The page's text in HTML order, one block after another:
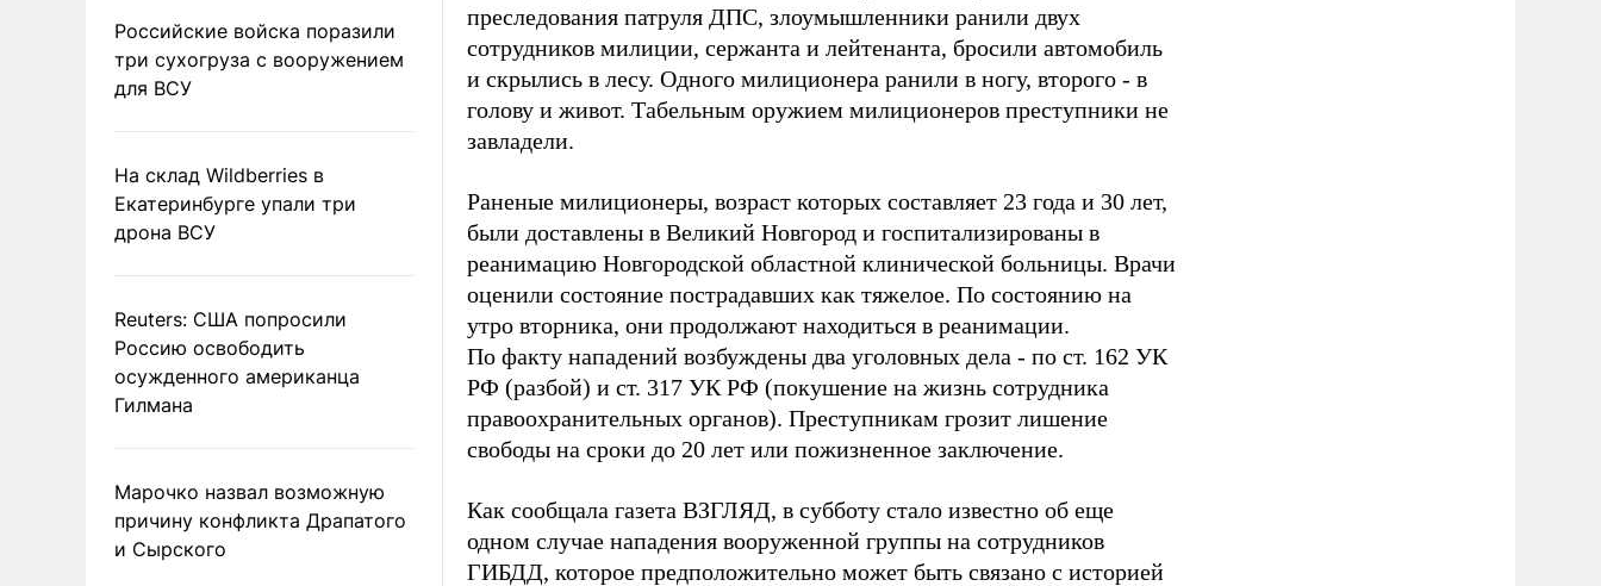
Российские войска поразили
три сухогруза с вооружением
для ВСУ
На склад Wildberries в
Екатеринбурге упали три
дрона ВСУ
Reuters: США попросили
Россию освободить
осужденного американца
Гилмана
Марочко назвал возможную
причину конфликта Драпатого
и Сырского
преследования патруля ДПС, злоумышленники ранили двух
сотрудников милиции, сержанта и лейтенанта, бросили автомобиль
и скрылись в лесу. Одного милиционера ранили в ногу, второго - в
голову и живот. Табельным оружием милиционеров преступники не
завладели.
Раненые милиционеры, возраст которых составляет 23 года и 30 лет,
были доставлены в Великий Новгород и госпитализированы в
реанимацию Новгородской областной клинической больницы. Врачи
оценили состояние пострадавших как тяжелое. По состоянию на
утро вторника, они продолжают находиться в реанимации.
По факту нападений возбуждены два уголовных дела - по ст. 162 УК
РФ (разбой) и ст. 317 УК РФ (покушение на жизнь сотрудника
правоохранительных органов). Преступникам грозит лишение
свободы на сроки до 20 лет или пожизненное заключение.
Как сообщала газета ВЗГЛЯД, в субботу стало известно об еще
одном случае нападения вооруженной группы на сотрудников
ГИБДД, которое предположительно может быть связано с историей